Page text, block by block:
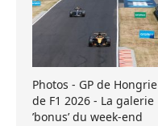
Photos - GP de Hongrie
de F1 2026 - La galerie
’bonus’ du week-end